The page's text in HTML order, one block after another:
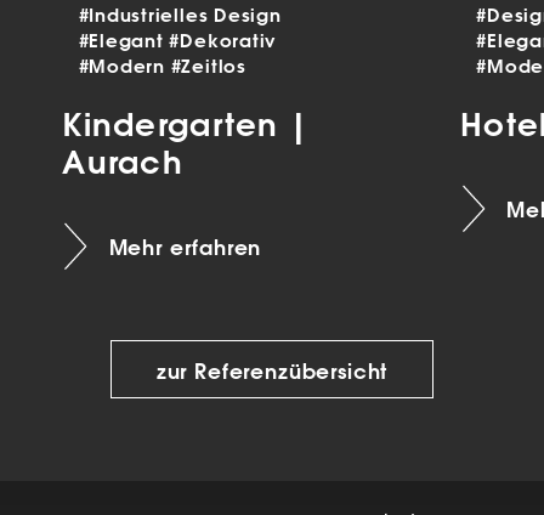
#Industrielles Design
#Elegant#Dekorativ
#Modern #Zeitlos
Kindergarten |
Aurach
Mehr erfahren
zur Referenzübersicht